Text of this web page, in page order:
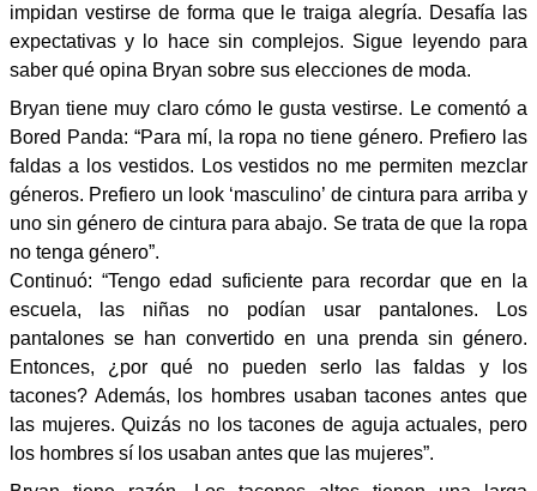
impidan vestirse de forma que le traiga alegría. Desafía las
expectativas y lo hace sin complejos. Sigue leyendo para
saber qué opina Bryan sobre sus elecciones de moda.
Bryan tiene muy claro cómo le gusta vestirse. Le comentó a
Bored Panda: “Para mí, la ropa no tiene género. Prefiero las
faldas a los vestidos. Los vestidos no me permiten mezclar
géneros. Prefiero un look ‘masculino’ de cintura para arriba y
uno sin género de cintura para abajo. Se trata de que la ropa
no tenga género”.
Continuó: “Tengo edad suficiente para recordar que en la
escuela, las niñas no podían usar pantalones. Los
pantalones se han convertido en una prenda sin género.
Entonces, ¿por qué no pueden serlo las faldas y los
tacones? Además, los hombres usaban tacones antes que
las mujeres. Quizás no los tacones de aguja actuales, pero
los hombres sí los usaban antes que las mujeres”.